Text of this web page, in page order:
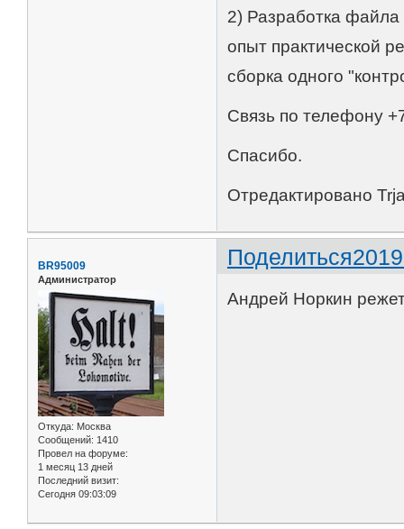
2) Разработка файла
опыт практической
сборка одного
Связь по телефону
Спасибо.
Отредактировано
Поделиться
BR95009
Администратор
Откуда: Москва
Сообщений: 1410
Провел на форуме:
1 месяц 13 дней
Последний визит:
Сегодня 09:03:09
Андрей Норкин